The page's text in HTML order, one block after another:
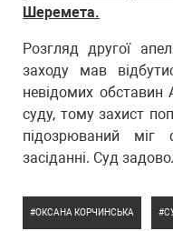
Шеремета.
Розгляд другої
заходу мав
невідомих обставин
суду, тому захист
підозрюваний міг
засіданні. Суд
ОКСАНА КОРЧИНСЬКА